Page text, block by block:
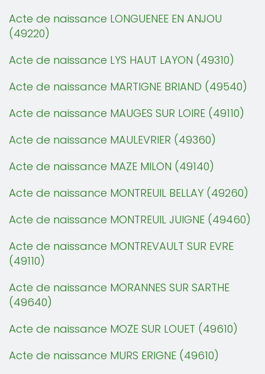
Acte de naissance LONGUENEE EN ANJOU
(49220)
Acte de naissance LYS HAUT LAYON (49310)
Acte de naissance MARTIGNE BRIAND (49540)
Acte de naissance MAUGES SUR LOIRE (49110)
Acte de naissance MAULEVRIER (49360)
Acte de naissance MAZE MILON (49140)
Acte de naissance MONTREUIL BELLAY (49260)
Acte de naissance MONTREUIL JUIGNE (49460)
Acte de naissance MONTREVAULT SUR EVRE
(49110)
Acte de naissance MORANNES SUR SARTHE
(49640)
Acte de naissance MOZE SUR LOUET (49610)
Acte de naissance MURS ERIGNE (49610)